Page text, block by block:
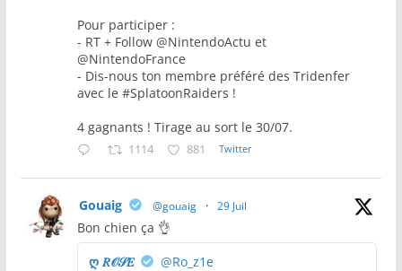
Pour participer :
- RT + Follow @NintendoActu et
@NintendoFrance
- Dis-nous ton membre préféré des Tridenfer
avec le #SplatoonRaiders !
4 gagnants ! Tirage au sort le 30/07.
1114 881 Twitter
Gouaig @gouaig · 29 Juil
Bon chien ça 👌
ღ 𝑅𝒪𝒮𝐸
@Ro_z1e